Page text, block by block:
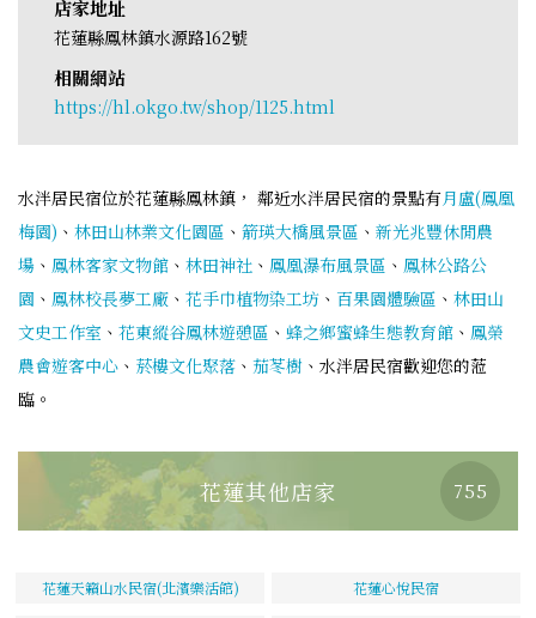
店家地址
花蓮縣鳳林鎮水源路162號
相關網站
https://hl.okgo.tw/shop/1125.html
水泮居民宿位於花蓮縣鳳林鎮， 鄰近水泮居民宿的景點有月盧(鳳凰
梅園) 、 林田山林業文化園區 、 箭瑛大橋風景區 、 新光兆豐休閒農
場 、 鳳林客家文物館 、 林田神社 、 鳳凰瀑布風景區 、 鳳林公路公
園 、 鳳林校長夢工廠 、 花手巾植物染工坊 、 百果園體驗區 、 林田山
文史工作室 、 花東縱谷鳳林遊憩區 、 蜂之鄉蜜蜂生態教育館 、 鳳榮
農會遊客中心 、 菸樓文化聚落 、 茄苳樹 、水泮居民宿歡迎您的蒞
臨。
花蓮其他店家 755
花蓮天籟山水民宿(北濱樂活館) 花蓮心悅民宿